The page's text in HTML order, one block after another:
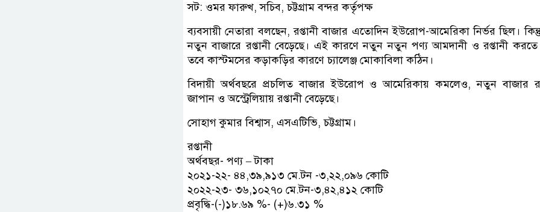
সট: ওমর ফারুখ, সচিব, চট্টগ্রাম বন্দর কর্তৃপক্ষ
ব্যবসায়ী নেতারা বলছেন, রপ্তানী বাজার এতোদিন ইউরোপ-আমেরিকা নির্ভর ছিল।
নতুন বাজারে রপ্তানী বেড়েছে। এই কারণে নতুন নতুন পণ্য আমদানী ও রপ্তানী করতে
তবে কাস্টমসের কড়াকড়ির কারণে চ্যালেঞ্জ মোকাবিলা কঠিন।
বিদায়ী অর্থবছরে প্রচলিত বাজার ইউরোপ ও আমেরিকায় কমলেও, নতুন বাজার
জাপান ও অস্ট্রেলিয়ায় রপ্তানী বেড়েছে।
সোহাগ কুমার বিশ্বাস, এসএটিভি, চট্টগ্রাম।
রপ্তানী
অর্থবছর- পণ্য – টাকা
২০২১-২২- ৪৪,৩৯,৯১৩ মে.টন -৩,২২,০৯৬ কোটি
২০২২-২৩- ৩৬,১০২৭০ মে.টন-৩,৪২,৪১২ কোটি
প্রবৃদ্ধি-(-)১৮.৬৯ %- (+)৬.৩১ %